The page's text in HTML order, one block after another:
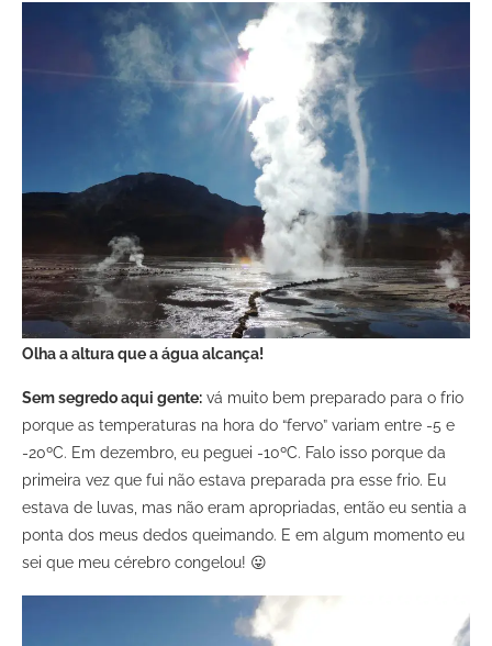
Olha a altura que a água alcança!
Sem segredo aqui gente: vá muito bem preparado para o frio
porque as temperaturas na hora do “fervo” variam entre -5 e
-20ºC. Em dezembro, eu peguei -10ºC. Falo isso porque da
primeira vez que fui não estava preparada pra esse frio. Eu
estava de luvas, mas não eram apropriadas, então eu sentia a
ponta dos meus dedos queimando. E em algum momento eu
sei que meu cérebro congelou! 😛